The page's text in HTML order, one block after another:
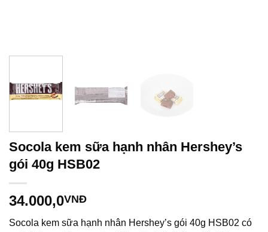
Socola kem sữa hạnh nhân Hershey’s
gói 40g HSB02
34.000,0VNĐ
Socola kem sữa hạnh nhân Hershey’s gói 40g HSB02 có